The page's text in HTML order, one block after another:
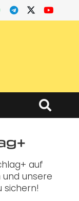
auf
unsere
sichern!